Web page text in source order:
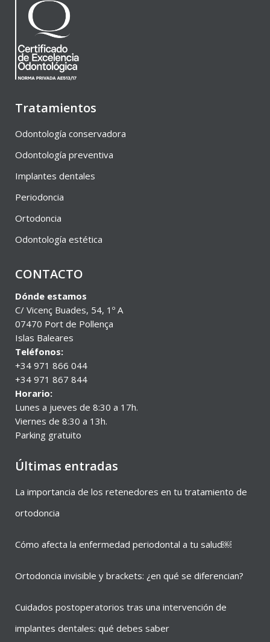
Tratamientos
Odontología conservadora
Odontología preventiva
Implantes dentales
Periodoncia
Ortodoncia
Odontología estética
CONTACTO
Dónde estamos
C/ Vicenç Buades, 54, 1º A
07470 Port de Pollença
Islas Baleares
Teléfonos:
+34 971 866 044
+34 971 867 844
Horario:
Lunes a jueves de 8:30 a 17h.
Viernes de 8:30 a 13h.
Parking gratuito
Últimas entradas
La importancia de los retenedores en tu tratamiento de
ortodoncia
Cómo afecta la enfermedad periodontal a tu salud￼
Ortodoncia invisible y brackets: ¿en qué se diferencian?
Cuidados postoperatorios tras una intervención de
implantes dentales: qué debes saber